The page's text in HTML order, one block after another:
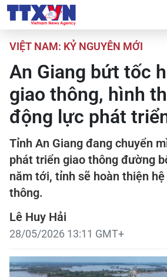
VIỆT NAM: KỶ NGUYÊN MỚI
An Giang bứt tốc
giao thông, hình
động lực phát
Tỉnh An Giang đang chuyển
phát triển giao thông đường
năm tới, tỉnh sẽ hoàn thiện
thông.
Lê Huy Hải
28/05/2026 13:11 GMT+